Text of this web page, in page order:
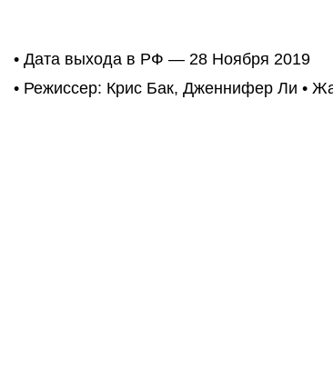
• Дата выхода в РФ — 28 Ноября 2019
• Режиссер: Крис Бак, Дженнифер Ли •